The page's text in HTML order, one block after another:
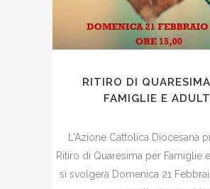
RITIRO DI
FAMIGLIE E
L'Azione Cattolica Diocesana
Ritiro di Quaresima per Famiglie
si svolgerà Domenica 21